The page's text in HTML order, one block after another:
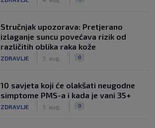
Stručnjak upozorava: Pretjerano
izlaganje suncu povećava rizik od
različitih oblika raka kože
ZDRAVLJE 3. aug. 0
10 savjeta koji će olakšati neugodne
simptome PMS-a i kada je vani 35+
ZDRAVLJE 3. aug. 0